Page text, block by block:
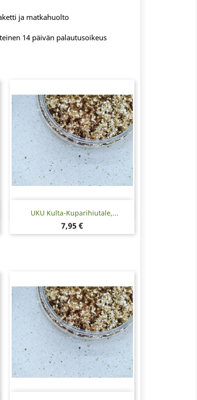
ja matkahuolto
14 päivän palautusoikeus
UKU Kulta-Kuparihiutale,...
Hinta
7,95 €
Pikakatselu